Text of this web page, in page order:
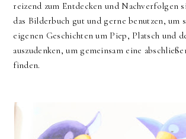
reizend zum Entdecken und Nachverfolgen
das Bilderbuch gut und gerne benutzen, um
eigenen Geschichten um Piep, Platsch und
auszudenken, um gemeinsam eine
finden.